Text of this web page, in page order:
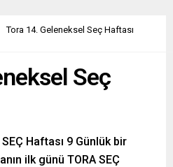
Tora 14. Geleneksel Seç Haftası
Seç
Haftası 9 Günlük bir
ilk günü TORA SEÇ